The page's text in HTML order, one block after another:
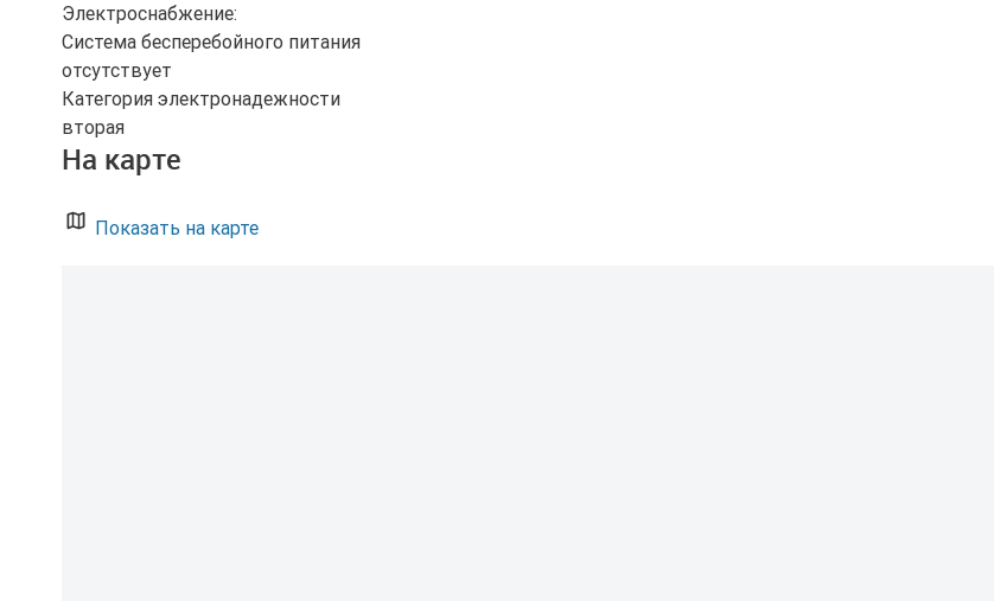
Электроснабжение:
Система бесперебойного питания
отсутствует
Категория электронадежности
вторая
На карте
Показать на карте